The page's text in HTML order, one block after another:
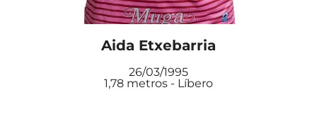
Aida Etxebarria
26/03/1995
1,78 metros - Líbero